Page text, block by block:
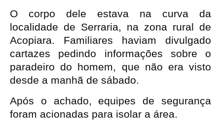
O corpo dele estava na curva da
localidade de Serraria, na zona rural de
Acopiara. Familiares haviam divulgado
cartazes pedindo informações sobre o
paradeiro do homem, que não era visto
desde a manhã de sábado.
Após o achado, equipes de segurança
foram acionadas para isolar a área.